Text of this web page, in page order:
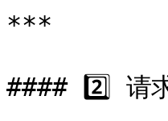
***
#### 2️⃣ 请